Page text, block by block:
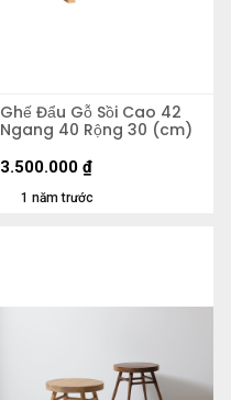
Ghế Đẩu Gỗ Sồi Cao 42
Ngang 40 Rộng 30 (cm)
1 năm trước
3.500.000 ₫